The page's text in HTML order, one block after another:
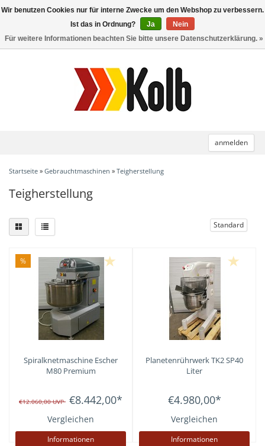
anmelden
Toggle
Startseite » Gebrauchtmaschinen » Teigherstellung
Teigherstellung
Standard
%
Spiralknetmaschine Escher
M80 Premium
€12.060,00UVP €8.442,00*
Vergleichen
Informationen
Planetenrührwerk TK2 SP40
Liter
€4.980,00*
Vergleichen
Informationen
Wir benutzen Cookies nur für interne Zwecke um den Webshop zu verbessern.
Ist das in Ordnung?
Ja
Nein
Für weitere Informationen beachten Sie bitte unsere Datenschutzerklärung. »